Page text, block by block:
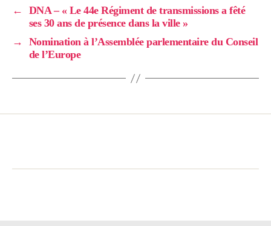
←
DNA – « Le 44e Régiment de transmissions a fêté
ses 30 ans de présence dans la ville »
→
Nomination à l’Assemblée parlementaire du Conseil
de l’Europe